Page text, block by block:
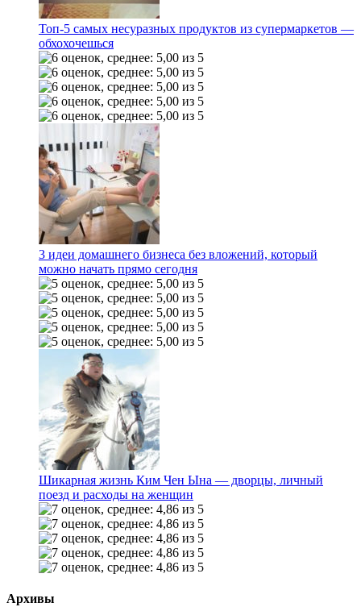
Топ-5 самых несуразных продуктов из супермаркетов —
обхохочешься
3 идеи домашнего бизнеса без вложений, который
можно начать прямо сегодня
Шикарная жизнь Ким Чен Ына — дворцы, личный
поезд и расходы на женщин
Архивы